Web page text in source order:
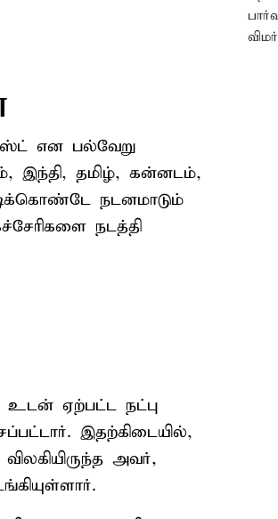
என பல்வேறு
இந்தி, தமிழ், கன்னடம்,
நடனமாடும்
நடத்தி
உடன் ஏற்பட்ட நட்பு
இதற்கிடையில்,
அவர்,